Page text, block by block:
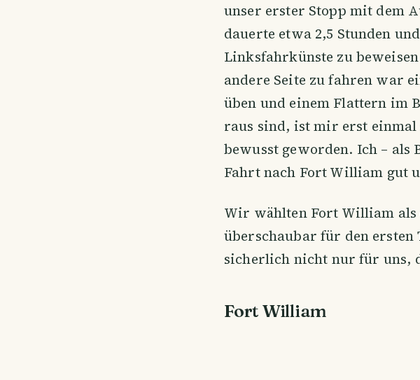
unser erster Stopp mit dem
dauerte etwa 2,5 Stunden
Linksfahrkünste zu
andere Seite zu fahren war
üben und einem Flattern im
raus sind, ist mir erst
bewusst geworden. Ich – als
Fahrt nach Fort William gut
Wir wählten Fort William als
überschaubar für den
sicherlich nicht nur für uns,
Fort William